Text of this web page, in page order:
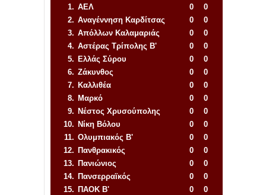
1. ΑΕΛ 0
0
2. Αναγέννηση Καρδίτσας 0
0
3. Απόλλων Καλαμαριάς 0
0
4. Αστέρας Τρίπολης Β' 0
0
5. Ελλάς Σύρου 0
0
6. Ζάκυνθος 0
0
7. Καλλιθέα 0
0
8. Μαρκό 0
0
9. Νέστος Χρυσούπολης 0
0
10. Νίκη Βόλου 0
0
11. Ολυμπιακός Β' 0
0
12. Πανθρακικός 0
0
13. Πανιώνιος 0
0
14. Πανσερραϊκός 0
0
15. ΠΑΟΚ Β' 0
0